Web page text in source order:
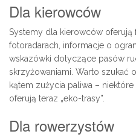
Dla kierowców
Systemy dla kierowców oferują
fotoradarach, informacje o
wskazówki dotyczące pasów
skrzyżowaniami. Warto szukać
kątem zużycia paliwa –
oferują teraz „eko-trasy”.
Dla rowerzystów